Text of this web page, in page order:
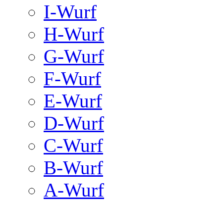
I-Wurf
H-Wurf
G-Wurf
F-Wurf
E-Wurf
D-Wurf
C-Wurf
B-Wurf
A-Wurf